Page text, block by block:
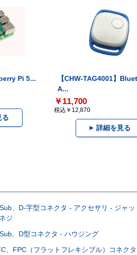
Pi 5...
る
【CHW-TAG4001】
A...
￥11,700
税込￥12,870
詳細を見る
、D-字型コネクタ - アクセサリ - ジャッ
ジ
、D型コネクタ - ハウジング
、FPC（フラットフレキシブル）コネクタ